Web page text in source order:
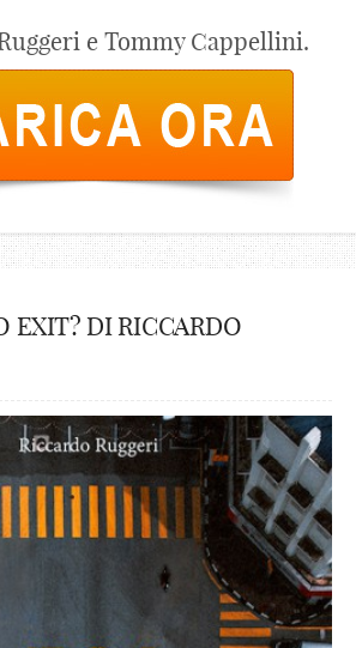
e Tommy Cappellini.
EXIT? DI RICCARDO